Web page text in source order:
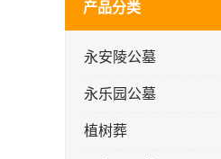
产品分类
永安陵公墓
永乐园公墓
植树葬